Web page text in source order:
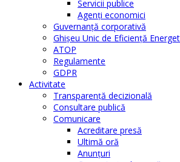
Servicii publice
Agenţi economici
Guvernanță corporativă
Ghişeu Unic de Eficienţă
ATOP
Regulamente
GDPR
Activitate
Transparenţă decizională
Consultare publică
Comunicare
Acreditare presă
Ultimă oră
Anunţuri